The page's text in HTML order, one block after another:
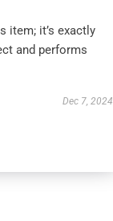
item; it’s exactly
and performs
Dec 7, 2024